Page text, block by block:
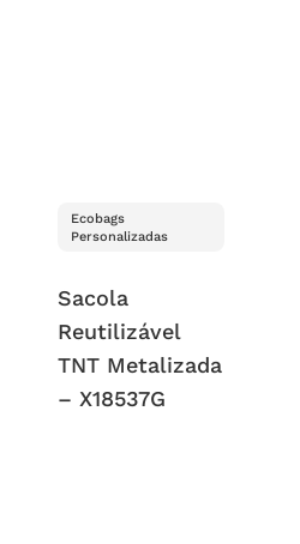
Ecobags
Personalizadas
Sacola
Reutilizável
TNT Metalizada
– X18537G